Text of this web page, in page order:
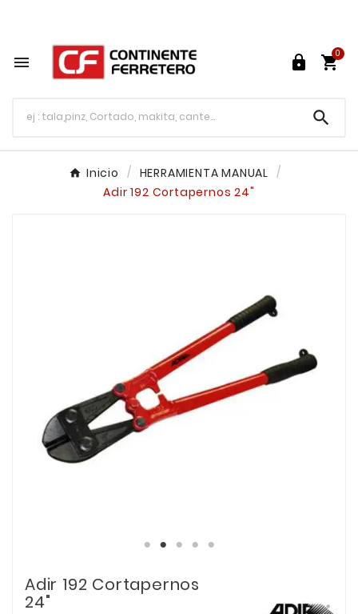
  
0

Inicio
HERRAMIENTA MANUAL
Adir 192 Cortapernos 24"
Adir 192 Cortapernos
24"